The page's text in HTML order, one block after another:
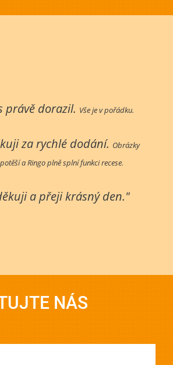
právě dorazil. Vše je v pořádku.
za rychlé dodání. Obrázky
a Ringo plně splní funkci recese.
a přeji krásný den."
NÁS